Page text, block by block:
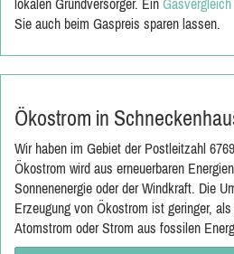
lokalen Grundversorger. Ein Gasvergleich
Sie auch beim Gaspreis sparen lassen.
Ökostrom in
Wir haben im Gebiet der Postleitzahl
Ökostrom wird aus erneuerbaren
Sonnenenergie oder der Windkraft. Die
Erzeugung von Ökostrom ist geringer,
Atomstrom oder Strom aus fossilen